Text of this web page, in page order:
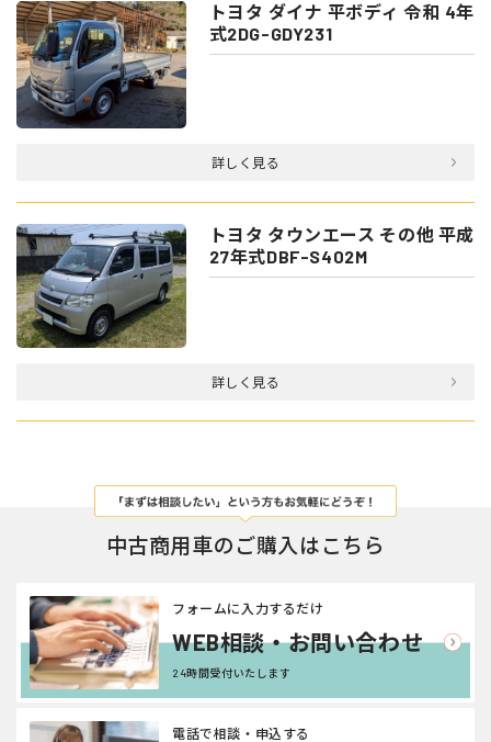
トヨタ ダイナ 平ボディ 令和 4年
式2DG-GDY231
詳しく見る
トヨタ タウンエース その他 平成
27年式DBF-S402M
詳しく見る
中古商用車のご購入はこちら
WEB相談・お問い合わせ
フォームに入力するだけ
24時間受付いたします
電話で相談・申込する